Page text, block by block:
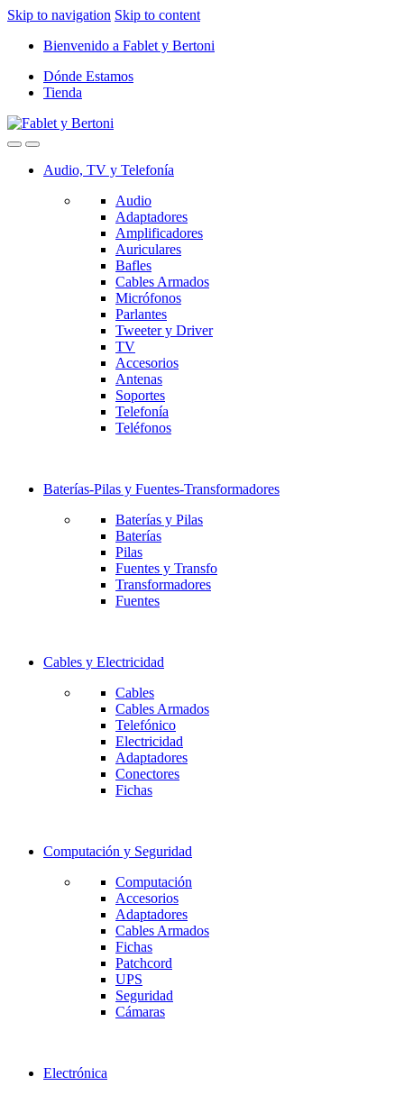
Skip to navigation Skip to content
Bienvenido a Fablet y Bertoni
Dónde Estamos
Tienda
Audio, TV y Telefonía
Audio
Adaptadores
Amplificadores
Auriculares
Bafles
Cables Armados
Micrófonos
Parlantes
Tweeter y Driver
TV
Accesorios
Antenas
Soportes
Telefonía
Teléfonos
Baterías-Pilas y Fuentes-Transformadores
Baterías y Pilas
Baterías
Pilas
Fuentes y Transfo
Transformadores
Fuentes
Cables y Electricidad
Cables
Cables Armados
Telefónico
Electricidad
Adaptadores
Conectores
Fichas
Computación y Seguridad
Computación
Accesorios
Adaptadores
Cables Armados
Fichas
Patchcord
UPS
Seguridad
Cámaras
Electrónica